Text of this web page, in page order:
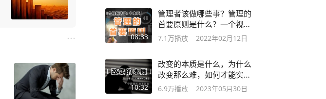
08:33
管理者该做哪些事？管理的
首要原则是什么？一个视频
讲透一个本质
7.1万播放 2022年02月12日
10:32
改变的本质是什么，为什么
改变那么难，如何才能实现
真正的改变
6.9万播放 2023年05月30日